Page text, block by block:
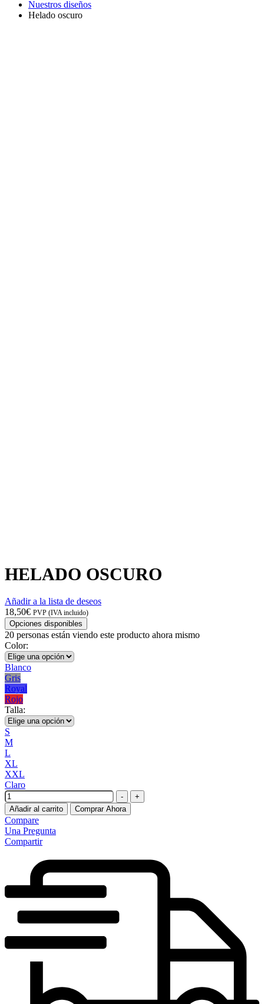
Nuestros diseños
Helado oscuro
HELADO OSCURO
Añadir a la lista de deseos
18,50€ PVP (IVA incluido)
Opciones disponibles
20 personas están viendo este producto ahora mismo
Color:
Blanco
Gris
Royal
Rojo
Talla:
S
M
L
XL
XXL
Claro
Cantidad
-
+
Añadir al carrito
Comprar Ahora
Compare
Una Pregunta
Compartir